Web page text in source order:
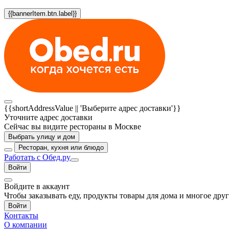
{{bannerItem.btn.label}}
{{shortAddressValue || 'Выберите адрес доставки'}}
Уточните адрес доставки
Сейчас вы видите рестораны в Москве
Выбрать улицу и дом
Ресторан, кухня или блюдо
Работать с Обед.ру
Войти
Войдите в аккаунт
Чтобы заказывать еду, продукты товары для дома и многое
Войти
Контакты
О компании